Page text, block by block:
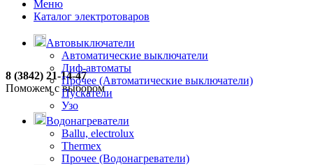
8 (3842) 21-14-47
Поможем с выбором
Меню
Каталог электротоваров
Автовыключатели
Автоматические выключатели
Диф-автоматы
Прочее (Автоматические выключатели)
Пускатели
Узо
Водонагреватели
Ballu, electrolux
Thermex
Прочее (Водонагреватели)